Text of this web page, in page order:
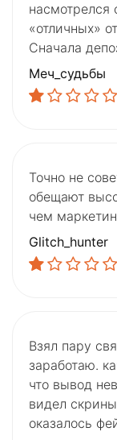
насмотрелся
«отличных»
Сначала
Меч_судьбы
Точно не
обещают
чем
Glitch_hunter
Взял пару
заработаю.
что вывод
видел
оказалось